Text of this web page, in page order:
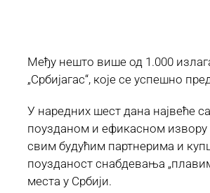
Међу нешто више од 1.000
„Србијагас“, које се успешно
У наредних шест дана највеће
поузданом и ефикасном извору
свим будућим партнерима и
поузданост снабдевања
места у Србији.